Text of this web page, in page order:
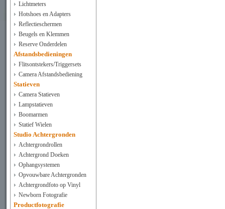
Lichtmeters
Hotshoes en Adapters
Reflectieschermen
Beugels en Klemmen
Reserve Onderdelen
Afstandsbedieningen
Flitsontstekers/Triggersets
Camera Afstandsbediening
Statieven
Camera Statieven
Lampstatieven
Boomarmen
Statief Wielen
Studio Achtergronden
Achtergrondrollen
Achtergrond Doeken
Ophangsystemen
Opvouwbare Achtergronden
Achtergrondfoto op Vinyl
Newborn Fotografie
Productfotografie